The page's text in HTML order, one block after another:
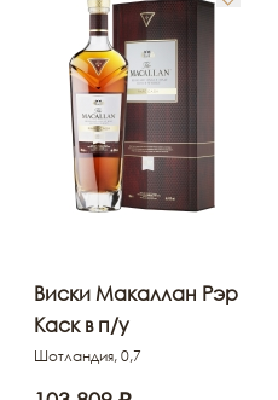
Виски Макаллан Рэр
Каск в п/у
Шотландия, 0,7